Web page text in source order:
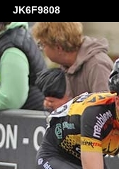
JK6F9808